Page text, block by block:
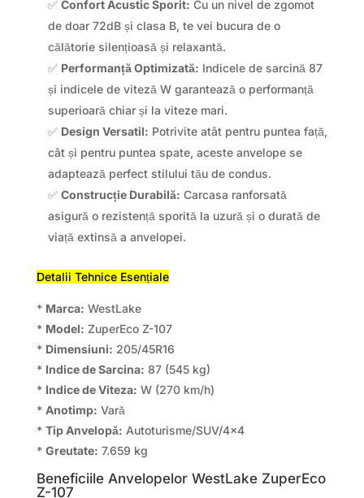
✅ Confort Acustic Sporit: Cu un nivel de zgomot
de doar 72dB și clasa B, te vei bucura de o
călătorie silențioasă și relaxantă.
✅ Performanță Optimizată: Indicele de sarcină 87
și indicele de viteză W garantează o performanță
superioară chiar și la viteze mari.
✅ Design Versatil: Potrivite atât pentru puntea față,
cât și pentru puntea spate, aceste anvelope se
adaptează perfect stilului tău de condus.
✅ Construcție Durabilă: Carcasa ranforsată
asigură o rezistență sporită la uzură și o durată de
viață extinsă a anvelopei.
Detalii Tehnice Esențiale
* Marca: WestLake
* Model: ZuperEco Z-107
* Dimensiuni: 205/45R16
* Indice de Sarcina: 87 (545 kg)
* Indice de Viteza: W (270 km/h)
* Anotimp: Vară
* Tip Anvelopă: Autoturisme/SUV/4×4
* Greutate: 7.659 kg
Beneficiile Anvelopelor WestLake ZuperEco
Z-107